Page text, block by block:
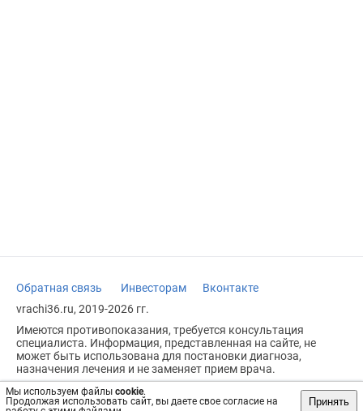
Мы используем файлы cookie.
Продолжая использовать сайт, вы даете свое согласие на
Принять
Обратная связь Инвесторам
Вконтакте
vrachi36.ru, 2019-2026 гг.
Имеются противопоказания, требуется консультация
специалиста. Информация, представленная на сайте, не
может быть использована для постановки диагноза,
назначения лечения и не заменяет прием врача.
Возрастное ограничение: 18+